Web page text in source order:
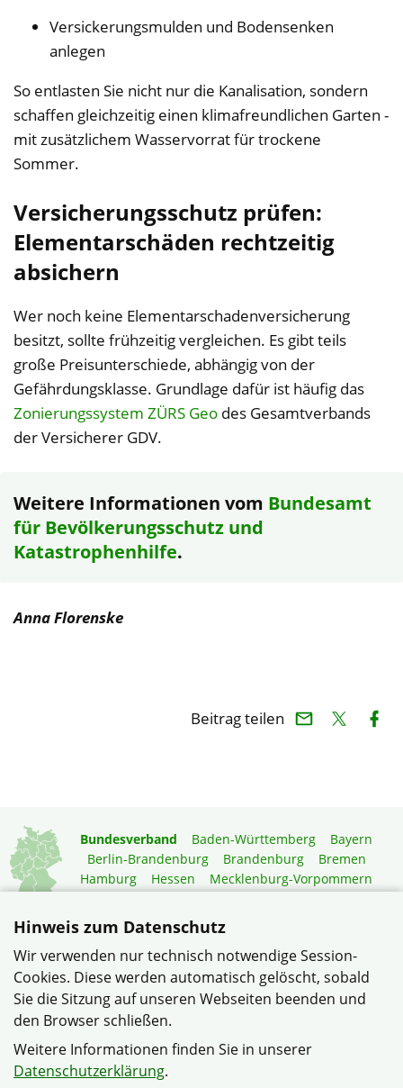
Versickerungsmulden und Bodensenken
anlegen
So entlasten Sie nicht nur die Kanalisation, sondern
schaffen gleichzeitig einen klimafreundlichen Garten -
mit zusätzlichem Wasservorrat für trockene
Sommer.
Versicherungsschutz prüfen:
Elementarschäden rechtzeitig
absichern
Wer noch keine Elementarschadenversicherung
besitzt, sollte frühzeitig vergleichen. Es gibt teils
große Preisunterschiede, abhängig von der
Gefährdungsklasse. Grundlage dafür ist häufig das
Zonierungssystem ZÜRS Geo des Gesamtverbands
der Versicherer GDV.
Weitere Informationen vom Bundesamt
für Bevölkerungsschutz und
Katastrophenhilfe.
Anna Florenske
Beitrag teilen
Bundesverband Baden-Württemberg
Bayern
Berlin-Brandenburg
Brandenburg
Bremen
Hamburg
Hessen
Mecklenburg-Vorpommern
Rheinland-Pfalz
Sachsen-Anhalt
Schleswig-Holstein
Mitgliedermagazin
Gartenberatung
© Verband Wohneigentum e.V. |
der bundesweit größte Verband für selbstnutzende
Hinweis zum Datenschutz
Wir verwenden nur technisch notwendige Session-
Cookies. Diese werden automatisch gelöscht, sobald
Sie die Sitzung auf unseren Webseiten beenden und
den Browser schließen.
Weitere Informationen finden Sie in unserer
Datenschutzerklärung.